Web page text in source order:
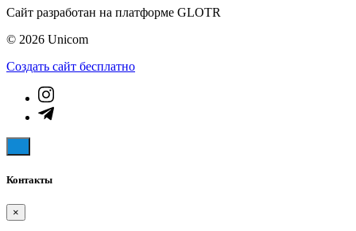
Сайт разработан на платформе GLOTR
© 2026 Unicom
Создать cайт бесплатно
Контакты
×